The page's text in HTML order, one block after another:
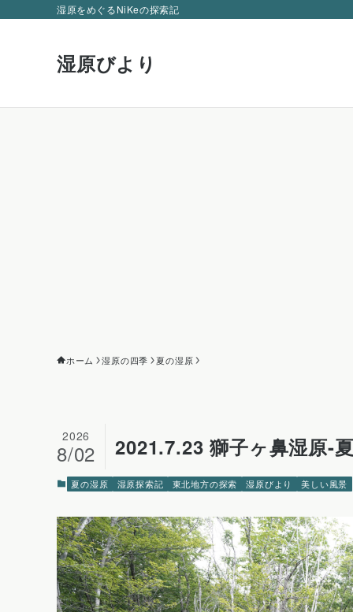
湿原をめぐるNiKeの探索記
湿原びより
ホーム 湿原の四季 夏の湿原
2021.7.23 獅子ヶ鼻湿原-
2026
8/02
夏の湿原 湿原探索記 東北地方の探索 湿原びより 美しい風景